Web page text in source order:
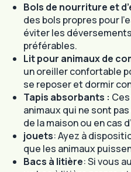
Bols de nourriture et
des bols propres pour
éviter les
préférables.
Lit pour animaux de
un oreiller confortable
se reposer et dormir
Tapis absorbants :
animaux qui ne sont
de la maison ou en cas
jouets: Ayez à
que les animaux
Bacs à litière: Si vous